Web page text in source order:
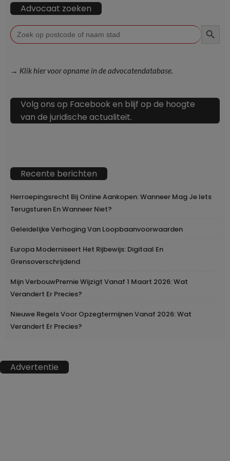
Advocaat zoeken
Zoek
naar:
→ Klik hier voor opname in de advocatendatabase.
Volg ons op Facebook en blijf op de hoogte
van de juridische actualiteit.
Recente berichten
Herroepingsrecht Bij Online Aankopen: Wanneer Mag Je Iets
Terugsturen En Wanneer Niet?
Geleidelijke Verhoging Van Loopbaanvoorwaarden
Europa Moderniseert Het Rijbewijs: Digitaal En
Grensoverschrijdend
Mijn VerbouwPremie Wijzigt Vanaf 1 Maart 2026: Wat
Verandert Er Precies?
Nieuwe Regels Voor Opzegtermijnen Vanaf 2026: Wat
Verandert Er Precies?
Advertentie